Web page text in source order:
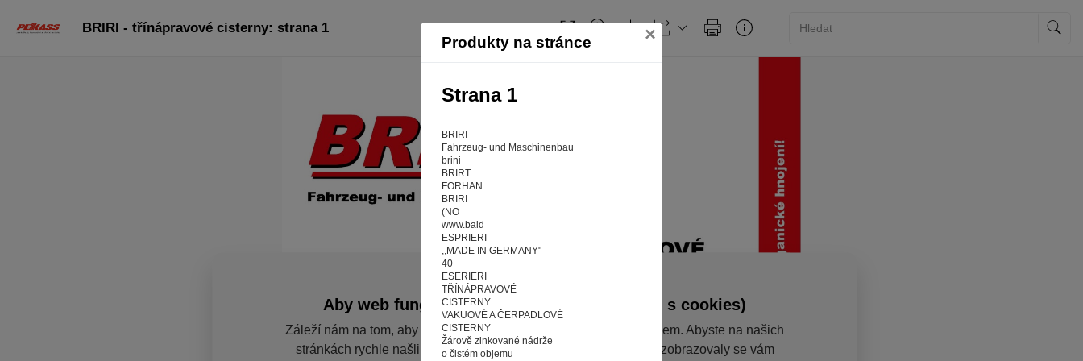
Produkty na stránce ×
Strana 1
BRIRI
Fahrzeug- und Maschinenbau
brini
BRIRT
FORHAN
BRIRI
(NO
www.baid
ESPRIERI
,,MADE IN GERMANY"
40
ESERIERI
TŘÍNÁPRAVOVÉ
CISTERNY
VAKUOVÉ A ČERPADLOVÉ
CISTERNY
Žárově zinkované nádrže
o čistém objemu
BRIRI - třínápravové cisterny: strana 1
Aby web fungoval tak, jak ho znáte (souhlas s cookies)
Záleží nám na tom, aby pro vás nakupování bylo co nejlepší zážitkem. Abyste na našich
stránkách rychle našli to, co hledáte, ušetřili spoustu klikání a nezobrazovaly se vám